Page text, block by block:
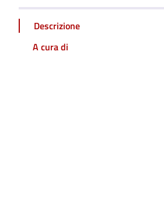
Descrizione
A cura di